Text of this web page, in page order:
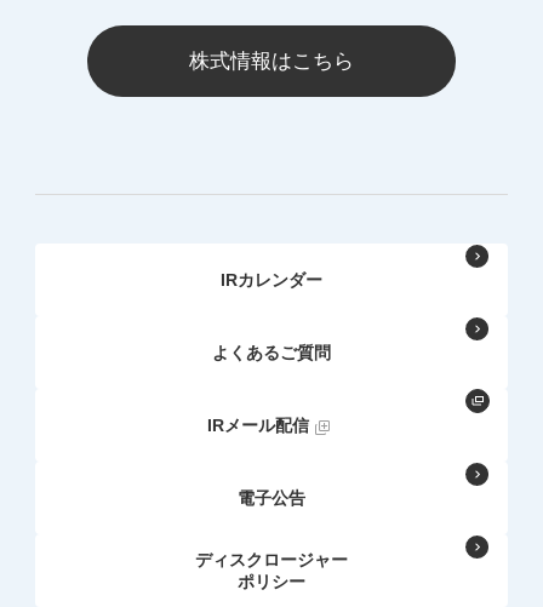
株式情報はこちら
IRカレンダー
よくあるご質問
IRメール配信
電子公告
ディスクロージャー
ポリシー